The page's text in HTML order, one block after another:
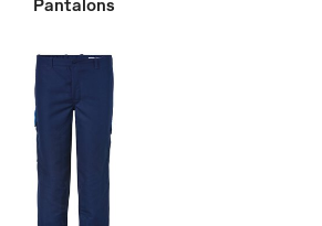
Pantalons